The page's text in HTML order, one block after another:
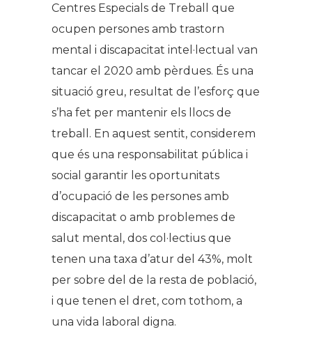
Centres Especials de Treball que
ocupen persones amb trastorn
mental i discapacitat intel·lectual van
tancar el 2020 amb pèrdues. És una
situació greu, resultat de l’esforç que
s’ha fet per mantenir els llocs de
treball. En aquest sentit, considerem
que és una responsabilitat pública i
social garantir les oportunitats
d’ocupació de les persones amb
discapacitat o amb problemes de
salut mental, dos col·lectius que
tenen una taxa d’atur del 43%, molt
per sobre del de la resta de població,
i que tenen el dret, com tothom, a
una vida laboral digna.